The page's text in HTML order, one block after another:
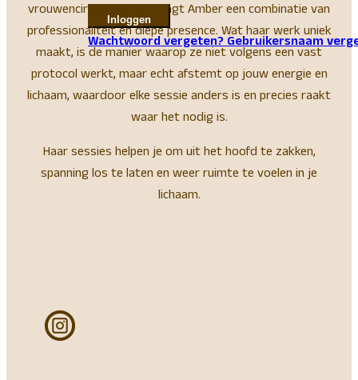
Inloggen
Wachtwoord vergeten?Gebruikersnaam
vrouwencirkels in Bali, brengt Amber een combinatie van
professionaliteit en diepe presence. Wat haar werk uniek
maakt, is de manier waarop ze niet volgens een vast
protocol werkt, maar echt afstemt op jouw energie en
lichaam, waardoor elke sessie anders is en precies raakt
waar het nodig is.
Haar sessies helpen je om uit het hoofd te zakken,
spanning los te laten en weer ruimte te voelen in je
lichaam.